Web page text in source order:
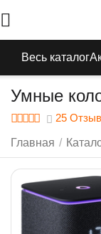
Весь каталог
Умные
25
Главная /